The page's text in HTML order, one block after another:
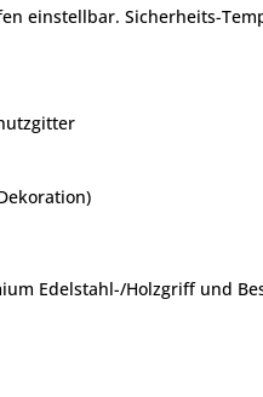
einstellbar. Sicherheits-
Edelstahl-/Holzgriff und